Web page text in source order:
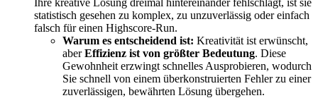
Ihre kreative Lösung dreimal hintereinander fehlschlägt, ist sie
statistisch gesehen zu komplex, zu unzuverlässig oder einfach
falsch für einen Highscore-Run.
Warum es entscheidend ist: Kreativität ist erwünscht,
aberEffizienz ist von größter Bedeutung. Diese
Gewohnheit erzwingt schnelles Ausprobieren, wodurch
Sie schnell von einem überkonstruierten Fehler zu einer
zuverlässigen, bewährten Lösung übergehen.